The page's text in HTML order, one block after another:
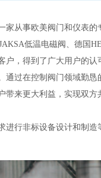
家从事欧美阀门和仪表
低温电磁阀、德国
户，得到了广大用户的
通过在控制阀门领域勤
带来更大利益，实现双方
行非标设备设计和制造